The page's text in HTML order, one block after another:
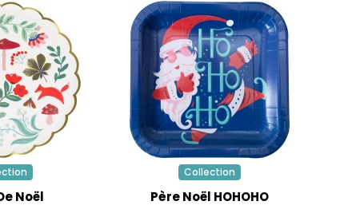
Noël
Collection
Père Noël HOHOHO
des offres